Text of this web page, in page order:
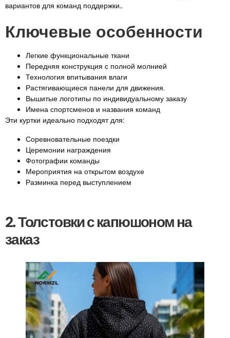
вариантов для команд поддержки..
Ключевые особенности
Легкие функциональные ткани
Передняя конструкция с полной молнией
Технология впитывания влаги
Растягивающиеся панели для движения.
Вышитые логотипы по индивидуальному заказу
Имена спортсменов и названия команд
Эти куртки идеально подходят для:
Соревновательные поездки
Церемонии награждения
Фотографии команды
Мероприятия на открытом воздухе
Разминка перед выступлением
2. Толстовки с капюшоном на
заказ